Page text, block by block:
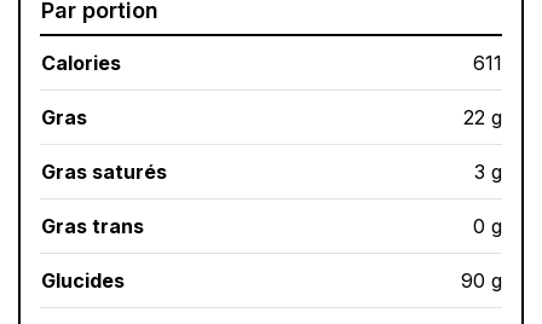
Par portion
Calories 611
Gras 22 g
Gras saturés 3 g
Gras trans 0 g
Glucides 90 g